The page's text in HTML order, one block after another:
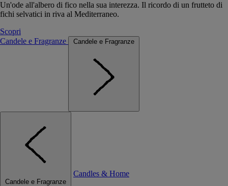
Un'ode all'albero di fico nella sua interezza. Il ricordo di un frutteto di
fichi selvatici in riva al Mediterraneo.
Scopri
Candele e Fragranze
Candele e Fragranze
Candele e Fragranze
Candles & Home